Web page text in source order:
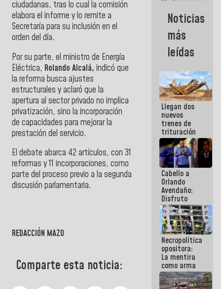
ciudadanas, tras lo cual la comisión
elabora el informe y lo remite a
Secretaría para su inclusión en el
orden del día.
Por su parte, el ministro de Energía
Eléctrica, Rolando Alcalá, indicó que
la reforma busca ajustes
estructurales y aclaró que la
apertura al sector privado no implica
privatización, sino la incorporación
de capacidades para mejorar la
prestación del servicio.
El debate abarca 42 artículos, con 31
reformas y 11 incorporaciones, como
parte del proceso previo a la segunda
discusión parlamentaria.
REDACCIÓN MAZO
Comparte esta noticia:
María
Machado se
estrellaron
de frente
contra el
Pueblo
Noticias
más
leídas
Llegan dos
nuevos
trenes de
trituración
para
optimizar
manejo de
escombros
en La Guaira
Cabello a
Orlando
Avendaño:
Disfruto
cada vez
que escribes
porque lo
que haces
es
embarrarla
Necropolítica
opositora:
La mentira
como arma
contra el
Pueblo